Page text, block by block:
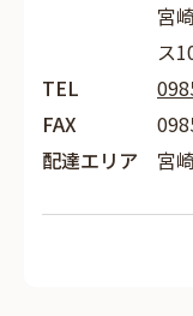
宮
ス
TEL
FAX
配達エリア
宮